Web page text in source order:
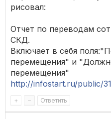
рисовал:
Отчет по переводам
СКД.
Включает в себя
перемещения" и
перемещения"
http://infostart.ru/public/
+ – Ответить